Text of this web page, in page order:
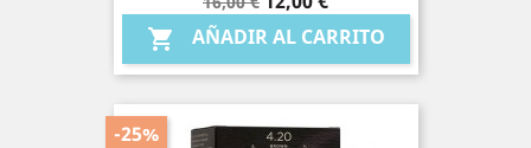
base
 AÑADIR AL CARRITO
-25%